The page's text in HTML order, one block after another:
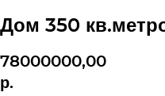
Дом 350
78000000,00
р.